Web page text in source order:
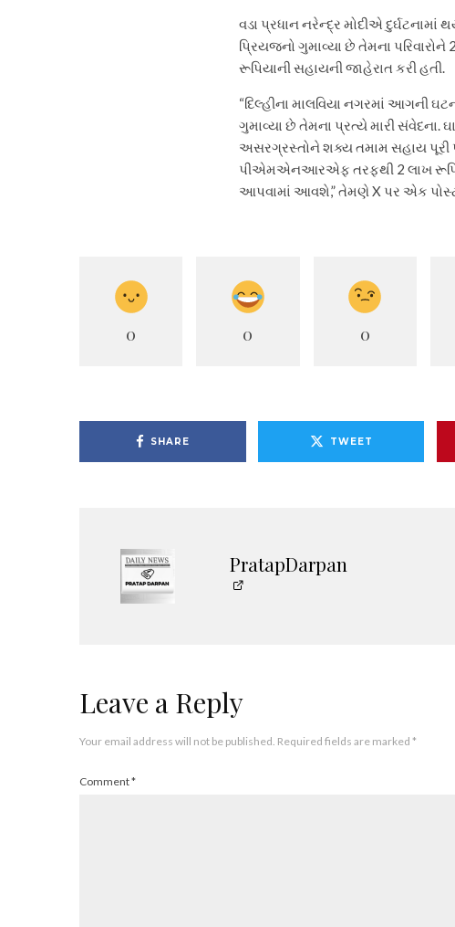
વડા પ્રધાન નરેન્દ્ર મોદીએ દુર્ઘટનામાં
પ્રિયજનો ગુમાવ્યા છે તેમના
રૂપિયાની સહાયની જાહેરાત કરી હતી.
“દિલ્હીના માલવિયા નગરમાં આગની
ગુમાવ્યા છે તેમના પ્રત્યે મારી સંવેદના.
અસરગ્રસ્તોને શક્ય તમામ સહાય પૂરી
પીએમએનઆરએફ તરફથી 2 લાખ
આપવામાં આવશે,” તેમણે X પર એક
0 0 0
SHARE TWEET
PratapDarpan
Leave a Reply
Your email address will not be published. Required fields are marked *
Comment*